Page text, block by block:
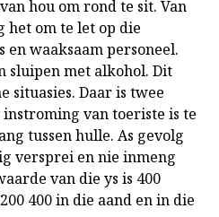
hou om rond te sit. Van
het om te let op die
en waaksaam personeel.
sluipen met alkohol. Dit
situasies. Daar is twee
van toeriste is te
tussen hulle. As gevolg
versprei en nie inmeng
van die ys is 400
400 in die aand en in die